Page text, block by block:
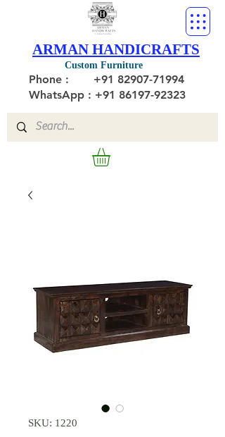
Custom Furniture
ARMAN HANDICRAFTS
Phone : +91 82907-71994
WhatsApp : +91 86197-92323
SKU: 1220